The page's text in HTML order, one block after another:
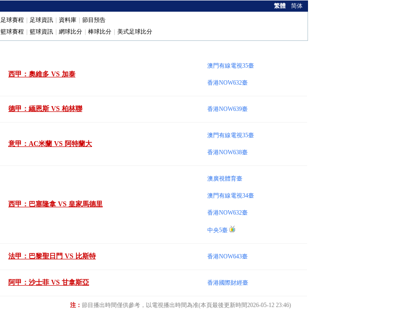
繁體 简体
足球賽程 足球資訊 資料庫
節目預告
籃球賽程 籃球資訊 網球比分 棒球比分 美式足球比分
西甲：奧維多 VS 加泰
澳門有線電視35臺
香港NOW632臺
德甲：緬恩斯 VS 柏林聯 香港NOW639臺
意甲：AC米蘭 VS 阿特蘭大
澳門有線電視35臺
香港NOW638臺
西甲：巴塞隆拿 VS 皇家馬德里
澳廣視體育臺
澳門有線電視34臺
香港NOW632臺
中央5臺
法甲：巴黎聖日門 VS 比斯特 香港NOW643臺
阿甲：沙士菲 VS 甘拿斯亞 香港國際財經臺
注： 節目播出時間僅供參考，以電視播出時間為准(本頁最後更新時間2026-05-12 23:46)